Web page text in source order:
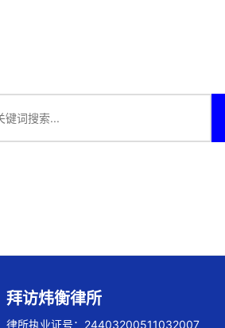
拜访炜衡律所
律所执业证号：24403200511032007